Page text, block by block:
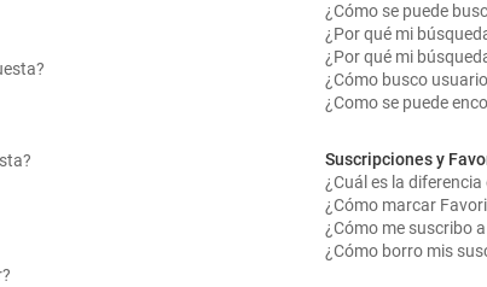
¿Cómo se puede
¿Por qué mi
¿Por qué mi
¿Cómo busco
¿Como se puede
Suscripciones y
¿Cuál es la
¿Cómo marcar
¿Cómo me suscribo
¿Cómo borro mis